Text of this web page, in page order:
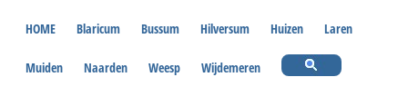
HOME Blaricum Bussum Hilversum Huizen Laren
Muiden Naarden Weesp Wijdemeren